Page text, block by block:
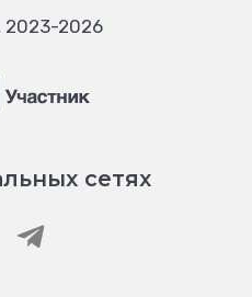
2023-2026
сетях